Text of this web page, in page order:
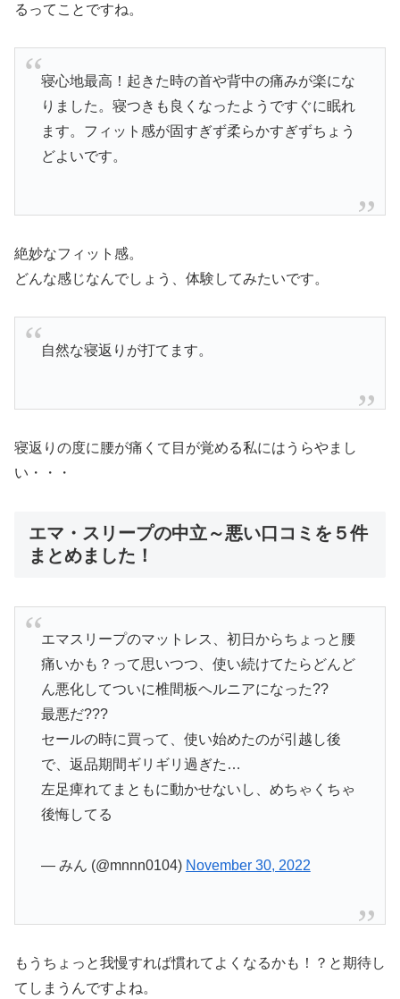
るってことですね。
寝心地最高！起きた時の首や背中の痛みが楽にな
りました。寝つきも良くなったようですぐに眠れ
ます。フィット感が固すぎず柔らかすぎずちょう
どよいです。
絶妙なフィット感。
どんな感じなんでしょう、体験してみたいです。
自然な寝返りが打てます。
寝返りの度に腰が痛くて目が覚める私にはうらやまし
い・・・
エマ・スリープの中立～悪い口コミを５件
まとめました！
エマスリープのマットレス、初日からちょっと腰
痛いかも？って思いつつ、使い続けてたらどんど
ん悪化してついに椎間板ヘルニアになった??
最悪だ???
セールの時に買って、使い始めたのが引越し後
で、返品期間ギリギリ過ぎた…
左足痺れてまともに動かせないし、めちゃくちゃ
後悔してる
— みん (@mnnn0104) November 30, 2022
もうちょっと我慢すれば慣れてよくなるかも！？と期待し
てしまうんですよね。